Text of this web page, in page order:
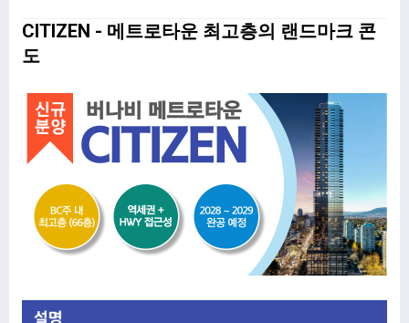
CITIZEN - 메트로타운 최고층의 랜드마크 콘
도